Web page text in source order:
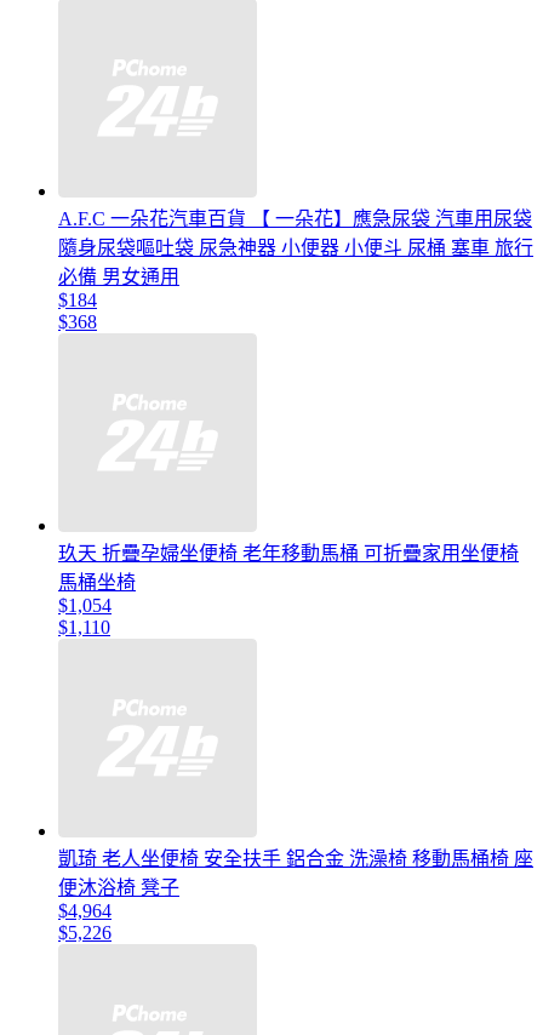
A.F.C 一朵花汽車百貨 【 一朵花】應急尿袋 汽車用尿袋
隨身尿袋嘔吐袋 尿急神器 小便器 小便斗 尿桶 塞車 旅行
必備 男女通用
$184
$368
玖天 折疊孕婦坐便椅 老年移動馬桶 可折疊家用坐便椅
馬桶坐椅
$1,054
$1,110
凱琦 老人坐便椅 安全扶手 鋁合金 洗澡椅 移動馬桶椅 座
便沐浴椅 凳子
$4,964
$5,226